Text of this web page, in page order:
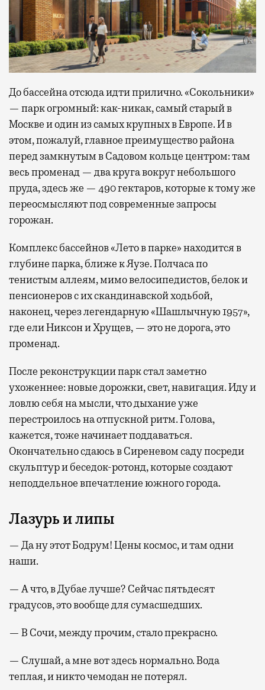
До бассейна отсюда идти прилично. «Сокольники»
— парк огромный: как-никак, самый старый в
Москве и один из самых крупных в Европе. И в
этом, пожалуй, главное преимущество района
перед замкнутым в Садовом кольце центром: там
весь променад — два круга вокруг небольшого
пруда, здесь же — 490 гектаров, которые к тому же
переосмысляют под современные запросы
горожан.
Комплекс бассейнов «Лето в парке» находится в
глубине парка, ближе к Яузе. Полчаса по
тенистым аллеям, мимо велосипедистов, белок и
пенсионеров с их скандинавской ходьбой,
наконец, через легендарную «Шашлычную 1957»,
где ели Никсон и Хрущев, — это не дорога, это
променад.
После реконструкции парк стал заметно
ухоженнее: новые дорожки, свет, навигация. Иду и
ловлю себя на мысли, что дыхание уже
перестроилось на отпускной ритм. Голова,
кажется, тоже начинает поддаваться.
Окончательно сдаюсь в Сиреневом саду посреди
скульптур и беседок-ротонд, которые создают
неподдельное впечатление южного города.
Лазурь и липы
— Да ну этот Бодрум! Цены космос, и там одни
наши.
— А что, в Дубае лучше? Сейчас пятьдесят
градусов, это вообще для сумасшедших.
— В Сочи, между прочим, стало прекрасно.
— Слушай, а мне вот здесь нормально. Вода
теплая, и никто чемодан не потерял.